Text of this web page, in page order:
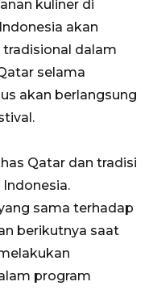
kuliner di
akan
dalam
selama
akan berlangsung
Qatar dan tradisi
sama terhadap
berikutnya saat
program